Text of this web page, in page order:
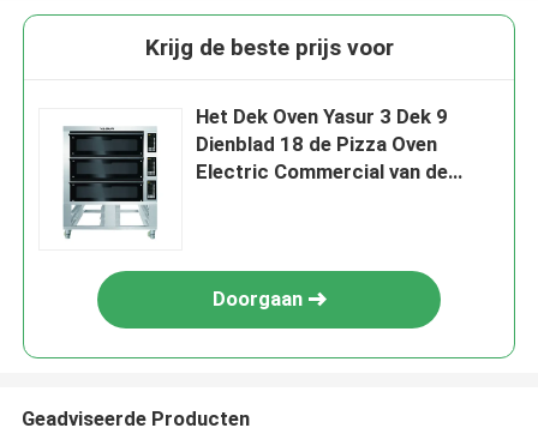
Krijg de beste prijs voor
Het Dek Oven Yasur 3 Dek 9
Dienblad 18 de Pizza Oven
Electric Commercial van de
Doorgaan
Geadviseerde Producten